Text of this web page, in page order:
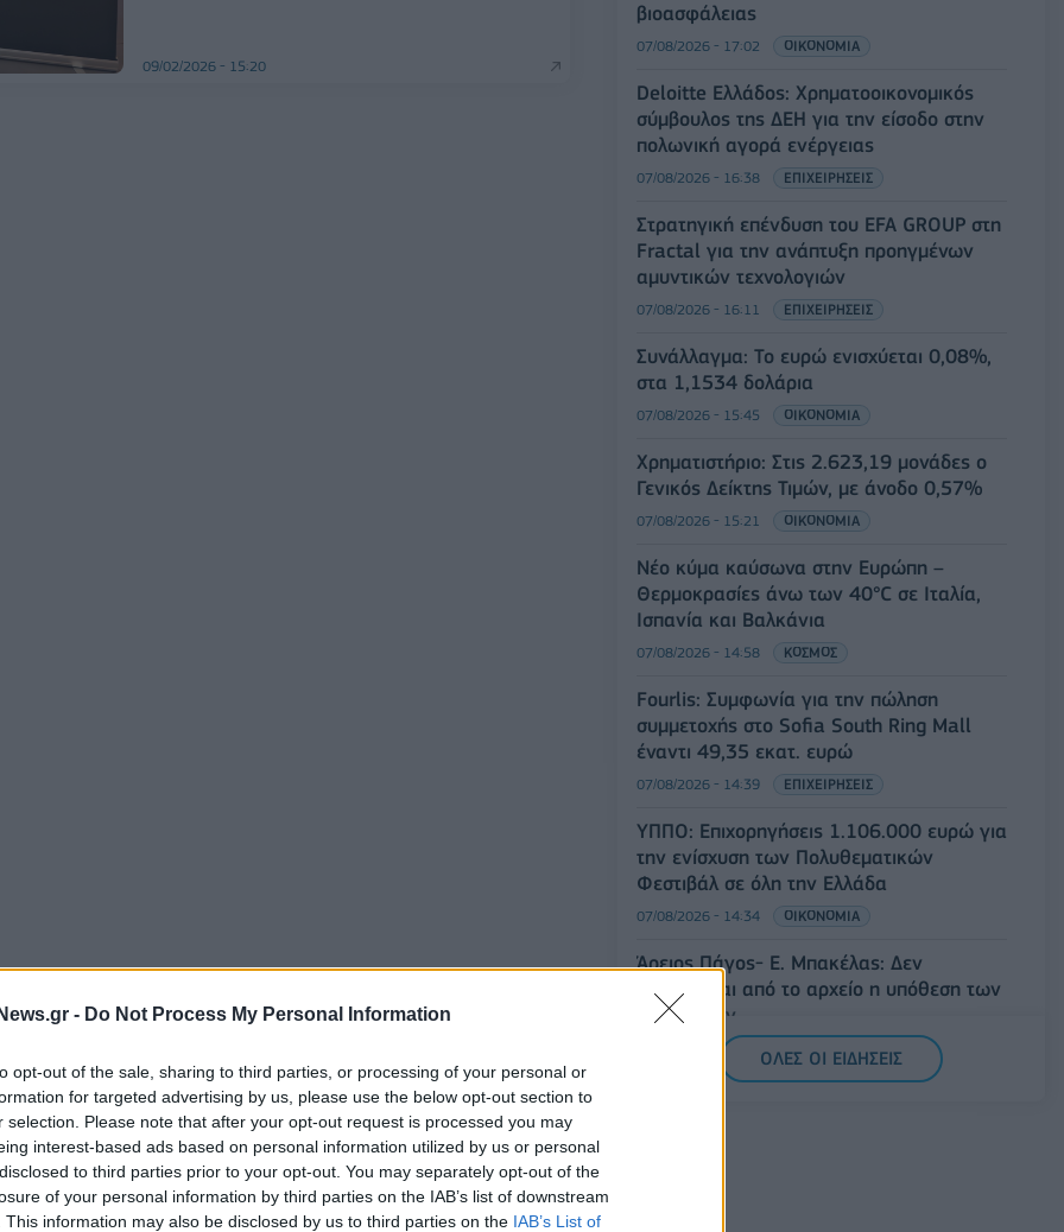
- Do Not Process My Personal Information
opt-out of the sale, sharing to third parties, or processing of your personal or
for targeted advertising by us, please use the below opt-out section to
selection. Please note that after your opt-out request is processed you may
interest-based ads based on personal information utilized by us or personal
to third parties prior to your opt-out. You may separately opt-out of the
of your personal information by third parties on the IAB’s list of downstream
This information may also be disclosed by us to third parties on the IAB’s List of
09/02/2026 - 15:20
βιοασφάλειας
07/08/2026 - 17:02 ΟΙΚΟΝΟΜΙΑ
Deloitte Ελλάδος: Χρηματοοικονομικός
σύμβουλος της ΔΕΗ για την είσοδο στην
πολωνική αγορά ενέργειας
07/08/2026 - 16:38 ΕΠΙΧΕΙΡΗΣΕΙΣ
Στρατηγική επένδυση του EFA GROUP στη
Fractal για την ανάπτυξη προηγμένων
αμυντικών τεχνολογιών
07/08/2026 - 16:11 ΕΠΙΧΕΙΡΗΣΕΙΣ
Συνάλλαγμα: Το ευρώ ενισχύεται 0,08%,
στα 1,1534 δολάρια
07/08/2026 - 15:45 ΟΙΚΟΝΟΜΙΑ
Χρηματιστήριο: Στις 2.623,19 μονάδες ο
Γενικός Δείκτης Τιμών, με άνοδο 0,57%
07/08/2026 - 15:21 ΟΙΚΟΝΟΜΙΑ
Νέο κύμα καύσωνα στην Ευρώπη –
Θερμοκρασίες άνω των 40°C σε Ιταλία,
Ισπανία και Βαλκάνια
07/08/2026 - 14:58 ΚΟΣΜΟΣ
Fourlis: Συμφωνία για την πώληση
συμμετοχής στο Sofia South Ring Mall
έναντι 49,35 εκατ. ευρώ
07/08/2026 - 14:39 ΕΠΙΧΕΙΡΗΣΕΙΣ
ΥΠΠΟ: Επιχορηγήσεις 1.106.000 ευρώ για
την ενίσχυση των Πολυθεματικών
Φεστιβάλ σε όλη την Ελλάδα
07/08/2026 - 14:34 ΟΙΚΟΝΟΜΙΑ
Άρειος Πάγος- Ε. Μπακέλας: Δεν
ανασύρεται από το αρχείο η υπόθεση των
υποκλοπών
07/08/2026 - 14:11 ΕΛΛΑΔΑ
ΟΛΕΣ ΟΙ ΕΙΔΗΣΕΙΣ